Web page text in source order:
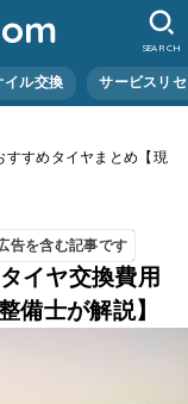
イル交換 サービスリ
SEARCH
すすめタイヤまとめ【現
告を含む記事です
イヤ交換費用
備士が解説】